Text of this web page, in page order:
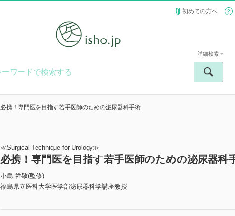
初めての方へ
詳細検索
必携！専門医を目指す若手医師のための泌尿器科手術
≪Surgical Technique for Urology≫
必携！専門医を目指す若手医師のための泌尿器科
小島 祥敬(監修)
福島県立医科大学医学部泌尿器科学講座教授